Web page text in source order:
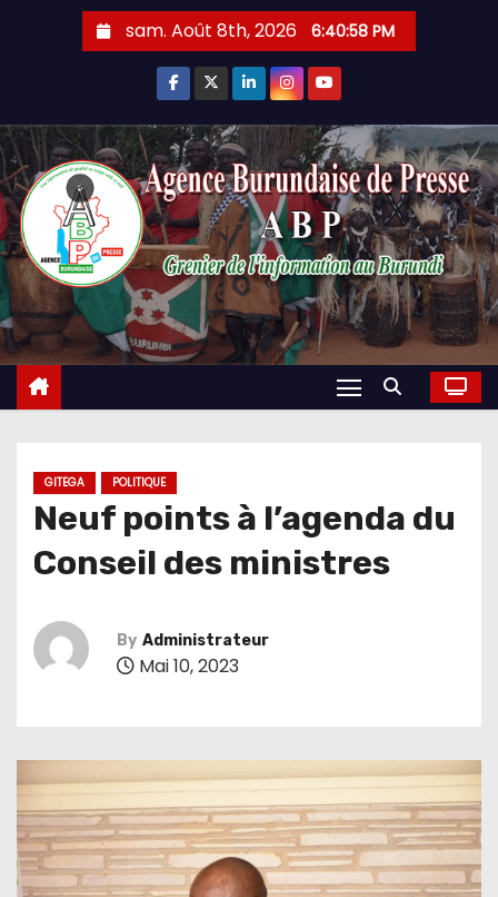
sam. Août 8th, 2026 6:40:59 PM
GITEGA POLITIQUE
Neuf points à l’agenda du
Conseil des ministres
By Administrateur
Mai 10, 2023